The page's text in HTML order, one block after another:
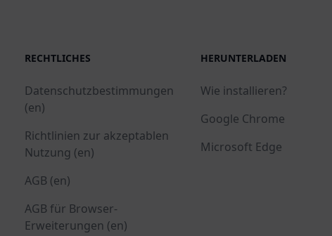
RECHTLICHES
Datenschutzbestimmungen
(en)
Richtlinien zur akzeptablen
Nutzung (en)
AGB (en)
AGB für Browser-
Erweiterungen (en)
HERUNTERLADEN
Wie installieren?
Google Chrome
Microsoft Edge